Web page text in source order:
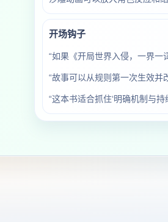
开场钩子
“如果《开局世界入侵，一界
“故事可以从规则第一次生效并
“这本书适合抓住‘明确机制与